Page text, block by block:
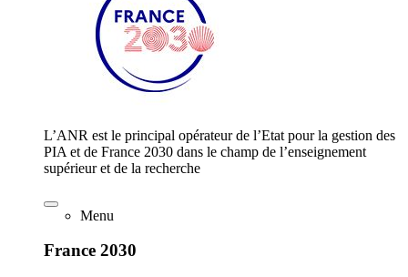
L’ANR est le principal opérateur de l’Etat pour la gestion des
PIA et de France 2030 dans le champ de l’enseignement
supérieur et de la recherche
Menu
France 2030